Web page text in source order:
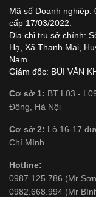
Mã số Doanh nghiệp:
cấp 17/03/2022.
Địa chỉ trụ sở chính:
Hạ, Xã Thanh Mai,
Nam
Giám đốc: BÙI VĂN
Cơ sở 1: BT L03 -
Đông, Hà Nội
Cơ sở 2: Lô 16-17
Chí MInh
Hotline:
0987.125.786 (Mr
0982.668.994 (Mr